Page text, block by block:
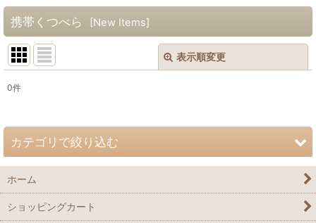
携帯くつべら [New Items]
表示順変更
在庫あり
0件
カテゴリで絞り込む
くつべら
肩たたき・まごの手・つぼ押し
ホーム
ショッピングカート